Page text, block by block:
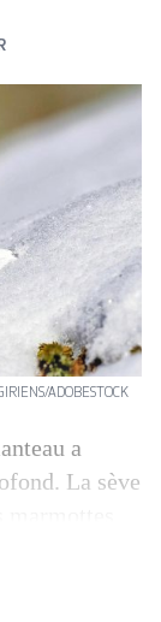
ADOBESTOCK
a
La sève